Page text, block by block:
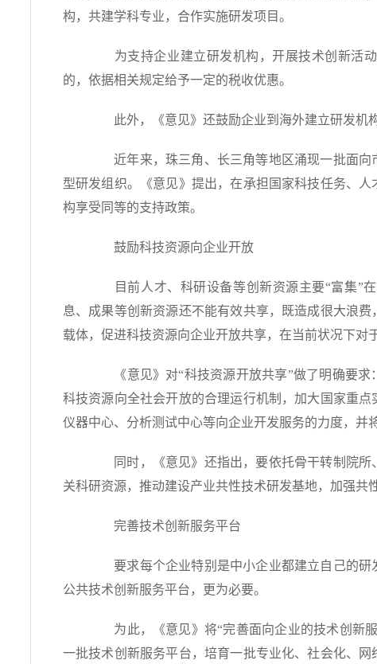
构，共建学科专业，合作实施研发项目。
为支持企业建立研发机构，开展技术创新活动
的，依据相关规定给予一定的税收优惠。
此外，《意见》还鼓励企业到海外建立研发机构
近年来，珠三角、长三角等地区涌现一批面向
型研发组织。《意见》提出，在承担国家科技任务、
构享受同等的支持政策。
鼓励科技资源向企业开放
目前人才、科研设备等创新资源主要“富集”在
息、成果等创新资源还不能有效共享，既造成很大浪
载体，促进科技资源向企业开放共享，在当前状况下对
《意见》对“科技资源开放共享”做了明确要求
科技资源向全社会开放的合理运行机制，加大国家重
仪器中心、分析测试中心等向企业开发服务的力度，并
同时，《意见》还指出，要依托骨干转制院所
关科研资源，推动建设产业共性技术研发基地，加强共
完善技术创新服务平台
要求每个企业特别是中小企业都建立自己的研
公共技术创新服务平台，更为必要。
为此，《意见》将“完善面向企业的技术创新服
一批技术创新服务平台，培育一批专业化、社会化、